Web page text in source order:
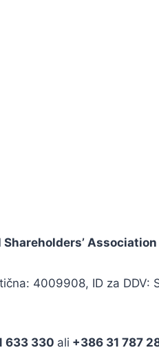
4009908, ID za DDV:
633 330 ali +386 31 787